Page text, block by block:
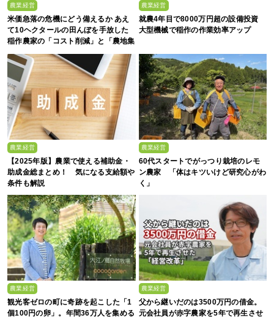
農業経営
米価急落の危機にどう備えるか あえ
て10ヘクタールの田んぼを手放した
稲作農家の「コスト削減」と「農地集
約」
農業経営
就農4年目で8000万円超の設備投資
大型機械で稲作の作業効率アップ
農業経営
【2025年版】農業で使える補助金・
助成金総まとめ！ 気になる支給額や
条件も解説
農業経営
60代スタートでがっつり栽培のレモ
ン農家 「体はキツいけど研究心がわ
く」
農業経営
観光客ゼロの町に奇跡を起こした「1
個100円の卵」。年間36万人を集める
農業経営
父から継いだのは3500万円の借金。
元会社員が赤字農家を5年で再生させ